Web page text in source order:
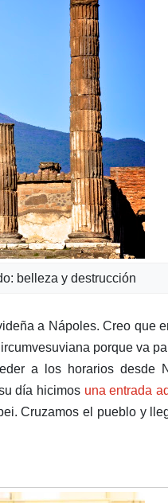
belleza y destrucción
a Nápoles. Creo que
porque va
a los horarios desde
día hicimos una entrada
Cruzamos el pueblo y